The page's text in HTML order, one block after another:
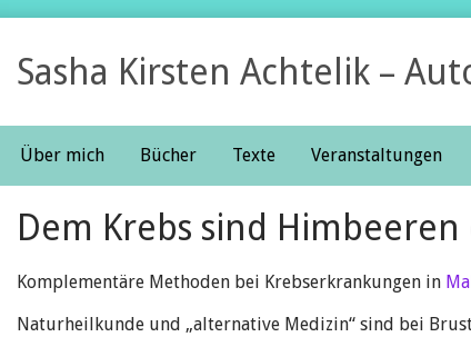
Sasha Kirsten Achtelik –
Über mich Bücher Texte Veranstaltungen
Content
Dem Krebs sind Himbeeren
Komplementäre Methoden bei Krebserkrankungen in
Naturheilkunde und „alternative Medizin“ sind bei